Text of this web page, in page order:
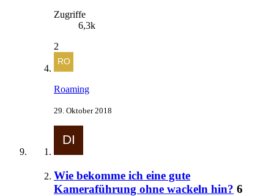
Zugriffe
6,3k
2
Roaming
29. Oktober 2018
Wie bekomme ich eine gute
Kameraführung ohne wackeln hin? 6